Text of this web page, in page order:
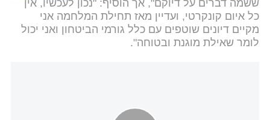
ששמה דברים על דיוקם", אך הוסיף: "נכון לעכשיו, אין
כל איום קונקרטי, ועדיין מאז תחילת המלחמה אני
מקיים דיונים שוטפים עם כלל גורמי הביטחון ואני יכול
לומר שאילת מוגנת ובטוחה".